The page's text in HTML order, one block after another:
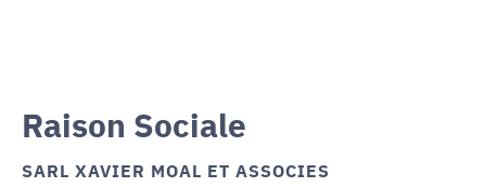
Raison Sociale
SARL XAVIER MOAL ET ASSOCIES